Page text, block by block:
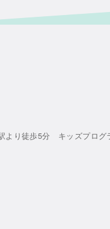
より徒歩5分 キッズプログ